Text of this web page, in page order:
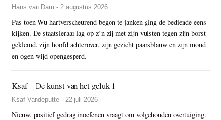
Hans van Dam - 2 augustus 2026
Pas toen Wu hartverscheurend begon te janken ging de bediende eens
kijken. De staatsleraar lag op z’n zij met zijn vuisten tegen zijn borst
geklemd, zijn hoofd achterover, zijn gezicht paarsblauw en zijn mond
en ogen wijd opengesperd.
Ksaf – De kunst van het geluk 1
Ksaf Vandeputte - 22 juli 2026
Nieuw, positief gedrag inoefenen vraagt om volgehouden overtuiging.